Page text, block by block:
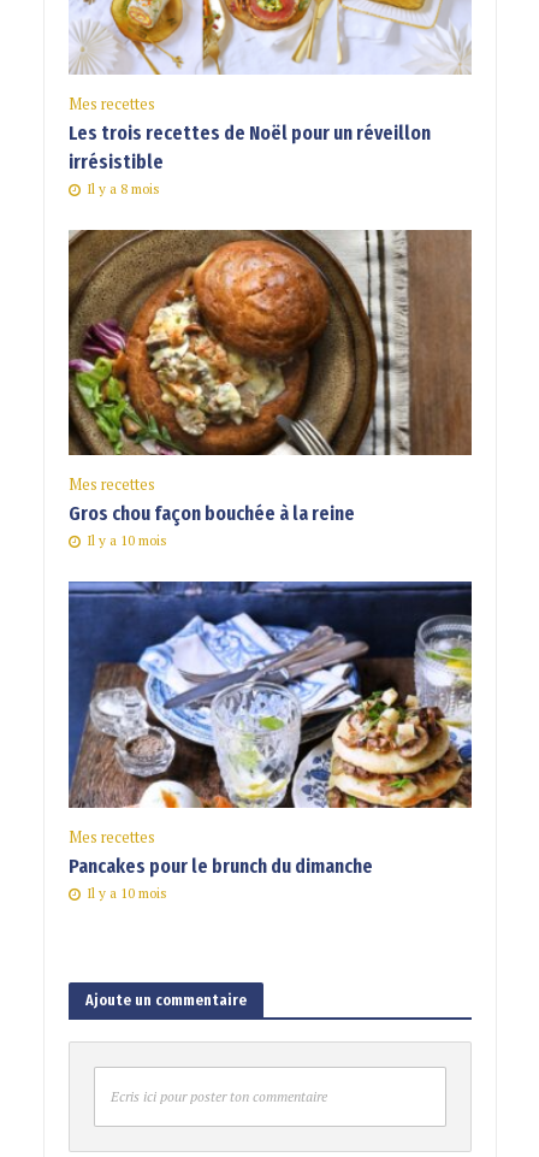
Mes recettes
Les trois recettes de Noël pour un réveillon
irrésistible
Il y a 8 mois
Mes recettes
Gros chou façon bouchée à la reine
Il y a 10 mois
Mes recettes
Pancakes pour le brunch du dimanche
Il y a 10 mois
Ajoute un commentaire
Ecris ici pour poster ton commentaire